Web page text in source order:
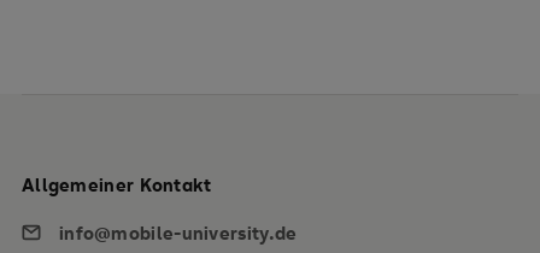
Allgemeiner Kontakt
info@mobile-university.de